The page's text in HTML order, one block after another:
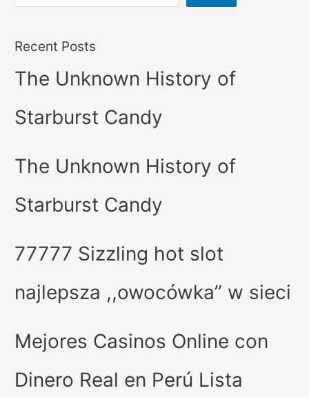
Recent Posts
The Unknown History of
Starburst Candy
The Unknown History of
Starburst Candy
77777 Sizzling hot slot
najlepsza ,,owocówka” w sieci
Mejores Casinos Online con
Dinero Real en Perú Lista